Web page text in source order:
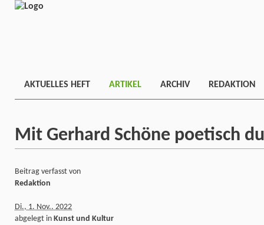
AKTUELLES HEFT ARTIKEL ARCHIV REDAKTION
Mit Gerhard Schöne poetisch
Beitrag verfasst von
Redaktion
Di., 1. Nov.. 2022
abgelegt in Kunst und Kultur